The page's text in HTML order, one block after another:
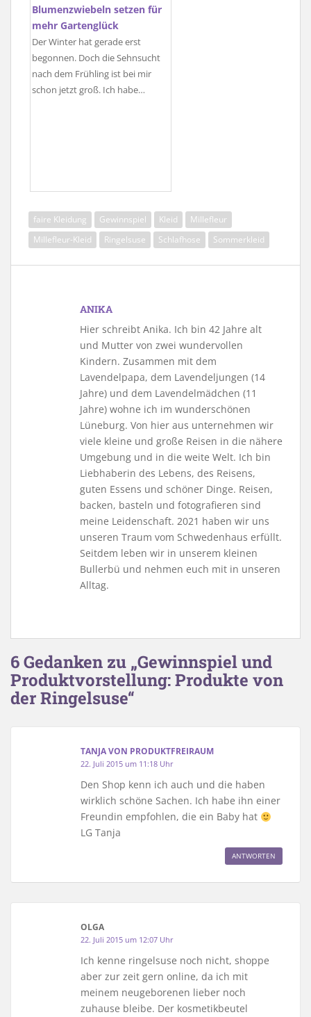
Blumenzwiebeln setzen für
mehr Gartenglück
Der Winter hat gerade erst
begonnen. Doch die Sehnsucht
nach dem Frühling ist bei mir
schon jetzt groß. Ich habe…
faire Kleidung Gewinnspiel Kleid
Millefleur
Millefleur-Kleid
Ringelsuse Schlafhose Sommerkleid
ANIKA
Hier schreibt Anika. Ich bin 42 Jahre alt
und Mutter von zwei wundervollen
Kindern. Zusammen mit dem
Lavendelpapa, dem Lavendeljungen (14
Jahre) und dem Lavendelmädchen (11
Jahre) wohne ich im wunderschönen
Lüneburg. Von hier aus unternehmen wir
viele kleine und große Reisen in die nähere
Umgebung und in die weite Welt. Ich bin
Liebhaberin des Lebens, des Reisens,
guten Essens und schöner Dinge. Reisen,
backen, basteln und fotografieren sind
meine Leidenschaft. 2021 haben wir uns
unseren Traum vom Schwedenhaus erfüllt.
Seitdem leben wir in unserem kleinen
Bullerbü und nehmen euch mit in unseren
Alltag.
6 Gedanken zu „Gewinnspiel und
Produktvorstellung: Produkte von
der Ringelsuse“
TANJA VON PRODUKTFREIRAUM
22. Juli 2015 um 11:18 Uhr
Den Shop kenn ich auch und die haben
wirklich schöne Sachen. Ich habe ihn einer
Freundin empfohlen, die ein Baby hat
LG Tanja
ANTWORTEN
OLGA
22. Juli 2015 um 12:07 Uhr
Ich kenne ringelsuse noch nicht, shoppe
aber zur zeit gern online, da ich mit
meinem neugeborenen lieber noch
zuhause bleibe. Der kosmetikbeutel